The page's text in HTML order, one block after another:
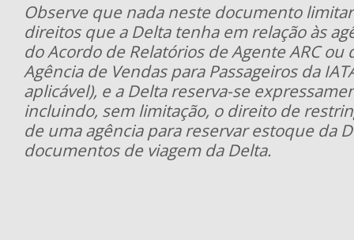
Observe que nada neste documento
direitos que a Delta tenha em relação às
do Acordo de Relatórios de Agente ARC ou
Agência de Vendas para Passageiros da
aplicável), e a Delta reserva-se
incluindo, sem limitação, o direito de
de uma agência para reservar estoque da
documentos de viagem da Delta.